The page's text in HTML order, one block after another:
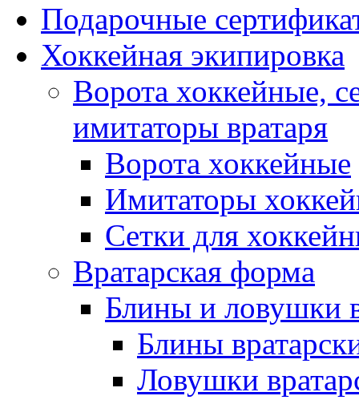
Подарочные
Хоккейная экипировка
Ворота хоккейные,
имитаторы вратаря
Ворота хоккейные
Имитаторы
Сетки для
Вратарская форма
Блины и ловушки
Блины
Ловушки